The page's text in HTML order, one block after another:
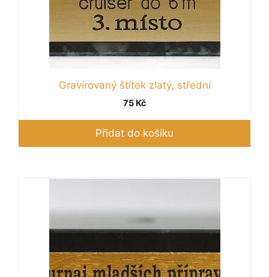
Gravírovaný štítek zlatý, střední
75 Kč
Přidat do košíku